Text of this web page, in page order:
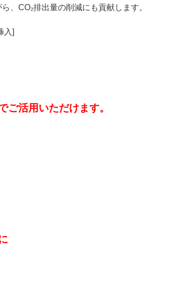
、CO₂排出量の削減にも貢献します。
入]
ご活用いただけます。